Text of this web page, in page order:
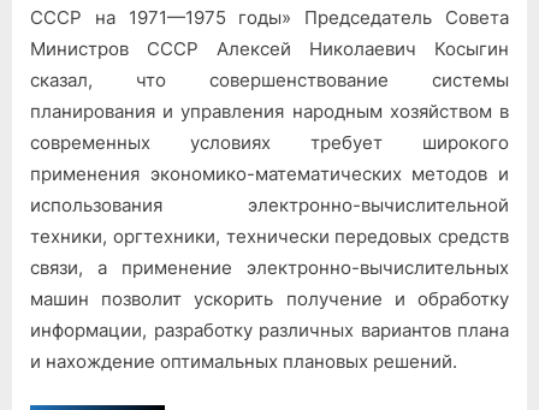
СССР на 1971—1975 годы» Председа­тель Совета
Министров СССР Алексей Николаевич Косыгин
сказал, что совершенствова­ние системы
планирования и управления народным хозяйством в
современных условиях требует широкого
применения экономико-матема­тических методов и
использо­вания электронно-вычислитель­ной
техники, оргтехники, тех­нически передовых средств
связи, а применение электрон­но-вычислительных
машин поз­волит ускорить получение и обработку
информации, разра­ботку различных вариантов плана
и нахождение оптималь­ных плановых решений.